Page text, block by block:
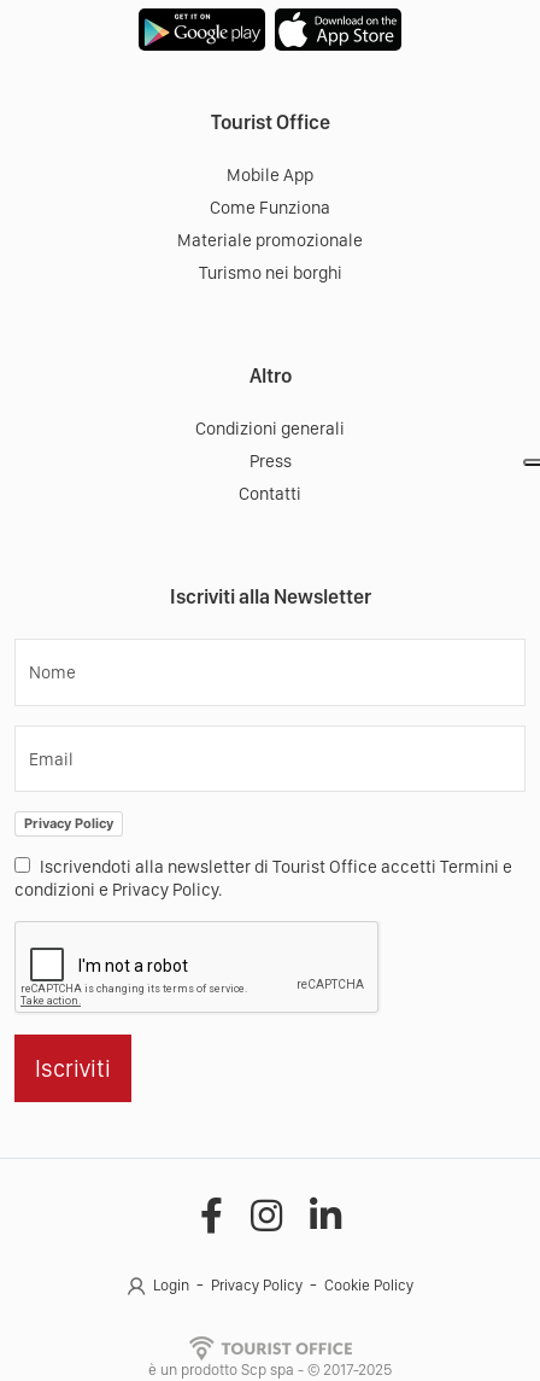
Tourist Office
Mobile App
Come Funziona
Materiale promozionale
Turismo nei borghi
Altro
Condizioni generali
Press
Contatti
Iscriviti alla Newsletter
Nome
Email
Privacy Policy
Iscrivendoti alla newsletter di Tourist Office accetti Termini e
condizioni e Privacy Policy.
Iscriviti
Login Privacy Policy Cookie Policy
è un prodotto Scp spa - © 2017-2025